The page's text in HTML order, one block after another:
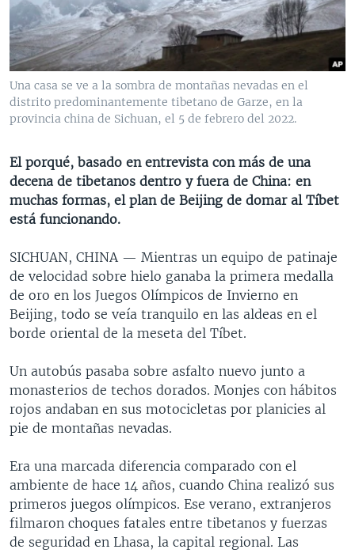
VENEZUELA
BRASIL
NICARAGUA
ECONOMÍA
ENTRETENIMIENTO Y CULTURA
TECNOLOGÍA
DEPORTES
MULTIMEDIA
VIDEOS
FOTOGRAFÍA
AUDIOS
PROGRAMAS TV
EL MUNDO AL DÍA
FORO INTERAMERICANO
LAS CLAVES
PANORAMA
RADIO
AVANCE INFORMATIVO
BUENOS DÍAS AMÉRICA
ESTADOS UNIDOS AL DÍA
EL MUNDO AL DÍA [RADIO]
DEPORTIVO INTERNACIONAL
NOTA ECONÓMICA
ENTRETENIMIENTO
DIRECT
Learning English
SÍGANOS
Una casa se ve a la sombra de montañas nevadas en el
distrito predominantemente tibetano de Garze, en la
provincia china de Sichuan, el 5 de febrero del 2022.
El porqué, basado en entrevista con más de una
decena de tibetanos dentro y fuera de China: en
muchas formas, el plan de Beijing de domar al Tíbet
está funcionando.
SICHUAN, CHINA — Mientras un equipo de patinaje
de velocidad sobre hielo ganaba la primera medalla
de oro en los Juegos Olímpicos de Invierno en
Beijing, todo se veía tranquilo en las aldeas en el
borde oriental de la meseta del Tíbet.
Un autobús pasaba sobre asfalto nuevo junto a
monasterios de techos dorados. Monjes con hábitos
rojos andaban en sus motocicletas por planicies al
pie de montañas nevadas.
Era una marcada diferencia comparado con el
ambiente de hace 14 años, cuando China realizó sus
primeros juegos olímpicos. Ese verano, extranjeros
filmaron choques fatales entre tibetanos y fuerzas
de seguridad en Lhasa, la capital regional. Las